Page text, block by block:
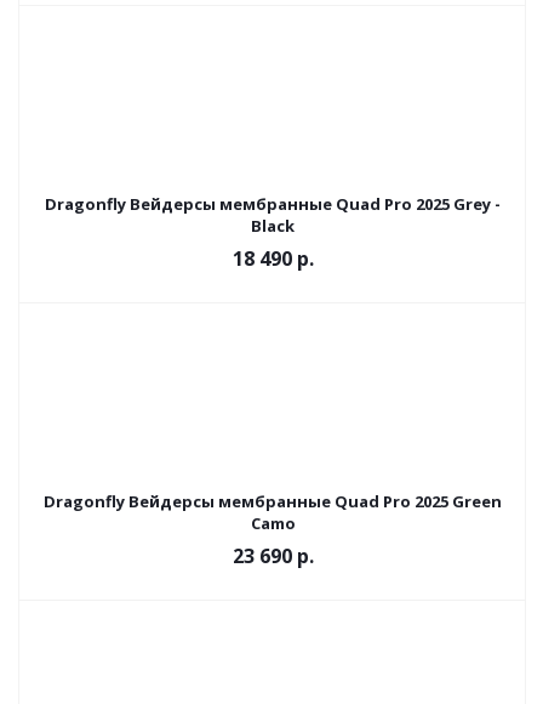
Dragonfly Вейдерсы мембранные Quad Pro 2025 Grey -
Black
18 490 р.
Dragonfly Вейдерсы мембранные Quad Pro 2025 Green
Camo
23 690 р.